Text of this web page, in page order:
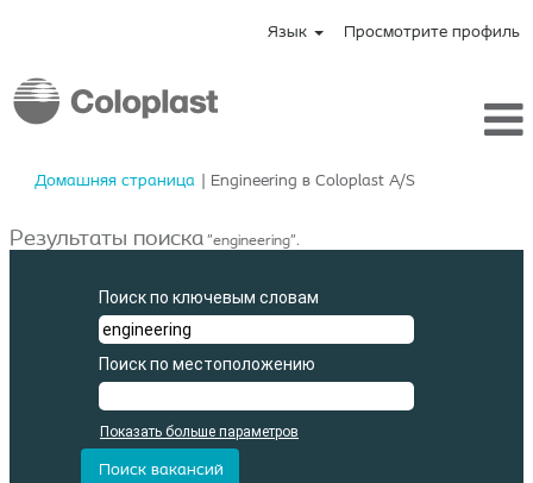
Язык Просмотрите профиль
Домашняя страница | Engineering в Coloplast A/S(текущая
Результаты поиска"engineering".
Поиск по ключевым словам
Поиск по местоположению
Показать больше параметров